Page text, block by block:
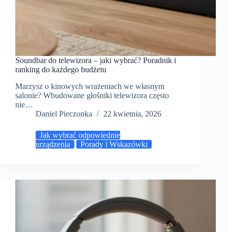
Soundbar do telewizora – jaki wybrać? Poradnik i
ranking do każdego budżetu
Marzysz o kinowych wrażeniach we własnym
salonie? Wbudowane głośniki telewizora często
nie…
Daniel Pieczonka
22 kwietnia, 2026
Jak wybrać odpowiednie
urządzenia
Porady i Wskazówki